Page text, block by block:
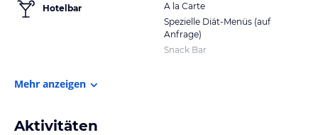
Hotelbar
A la Carte
Spezielle Diät-Menüs (auf
Anfrage)
Snack Bar
Mehr anzeigen
Aktivitäten